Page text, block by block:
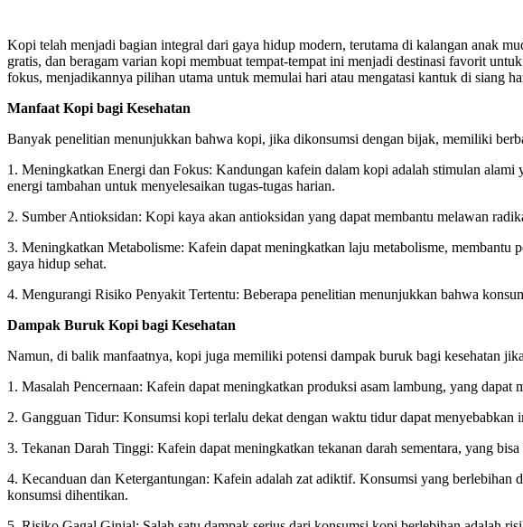
Kopi telah menjadi bagian integral dari gaya hidup modern, terutama di kalangan anak
gratis, dan beragam varian kopi membuat tempat-tempat ini menjadi destinasi favorit
fokus, menjadikannya pilihan utama untuk memulai hari atau mengatasi kantuk di siang
Manfaat Kopi bagi Kesehatan
Banyak penelitian menunjukkan bahwa kopi, jika dikonsumsi dengan bijak, memiliki
1. Meningkatkan Energi dan Fokus: Kandungan kafein dalam kopi adalah stimulan
energi tambahan untuk menyelesaikan tugas-tugas harian.
2. Sumber Antioksidan: Kopi kaya akan antioksidan yang dapat membantu melawan
3. Meningkatkan Metabolisme: Kafein dapat meningkatkan laju metabolisme, membantu
gaya hidup sehat.
4. Mengurangi Risiko Penyakit Tertentu: Beberapa penelitian menunjukkan bahwa
Dampak Buruk Kopi bagi Kesehatan
Namun, di balik manfaatnya, kopi juga memiliki potensi dampak buruk bagi kesehatan
1. Masalah Pencernaan: Kafein dapat meningkatkan produksi asam lambung, yang dapat
2. Gangguan Tidur: Konsumsi kopi terlalu dekat dengan waktu tidur dapat menyebabkan
3. Tekanan Darah Tinggi: Kafein dapat meningkatkan tekanan darah sementara, yang
4. Kecanduan dan Ketergantungan: Kafein adalah zat adiktif. Konsumsi yang berlebihan
konsumsi dihentikan.